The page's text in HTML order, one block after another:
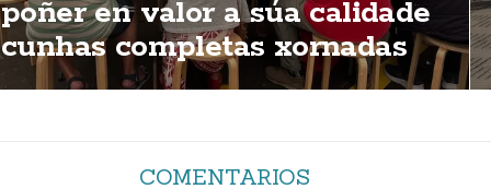
poñer en valor a súa calidade
cunhas completas xornadas
de degustación
COMENTARIOS